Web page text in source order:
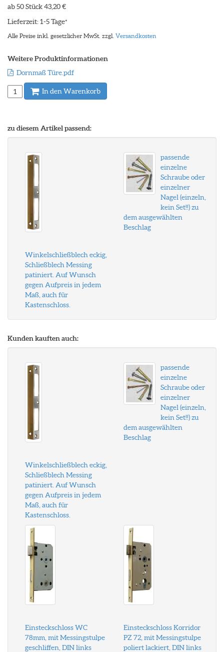
ab 50 Stück 43,20 €
Lieferzeit: 1-5 Tage*
Alle Preise inkl. gesetzlicher MwSt. zzgl. Versandkosten
Weitere Produktinformationen
Dornmaß Türe.pdf
In den Warenkorb
zu diesem Artikel passend:
Winkelschließblech eckig,
Schließblech Messing
patiniert. Auf Wunsch
gegen Aufpreis in jedem
Maß, auch für
Kastenschloss.
passende
einzelne
Schraube oder
einzelner
Nagel (einzeln,
kein Set!!) zu
dem ausgewählten
Beschlag
Kunden kauften auch:
Winkelschließblech eckig,
Schließblech Messing
patiniert. Auf Wunsch
gegen Aufpreis in jedem
Maß, auch für
Kastenschloss.
passende
einzelne
Schraube oder
einzelner
Nagel (einzeln,
kein Set!!) zu
dem ausgewählten
Beschlag
Einsteckschloss WC
78mm, mit Messingstulpe
geschliffen, DIN links
Einsteckschloss Korridor
PZ 72, mit Messingstulpe
poliert lackiert, DIN links